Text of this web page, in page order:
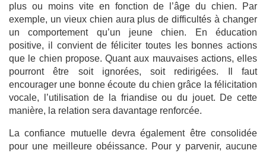
plus ou moins vite en fonction de l’âge du chien. Par
exemple, un vieux chien aura plus de difficultés à changer
un comportement qu’un jeune chien. En éducation
positive, il convient de féliciter toutes les bonnes actions
que le chien propose. Quant aux mauvaises actions, elles
pourront être soit ignorées, soit redirigées. Il faut
encourager une bonne écoute du chien grâce la félicitation
vocale, l’utilisation de la friandise ou du jouet. De cette
manière, la relation sera davantage renforcée.
La confiance mutuelle devra également être consolidée
pour une meilleure obéissance. Pour y parvenir, aucune